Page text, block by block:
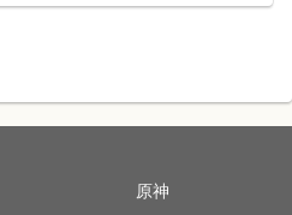
原神